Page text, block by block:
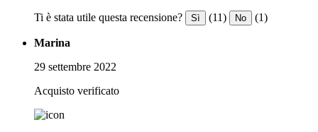
Ti è stata utile questa recensione? Sì (11) No (1)
Marina
29 settembre 2022
Acquisto verificato